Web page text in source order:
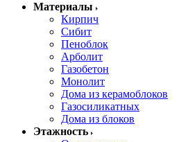
Материалы
Кирпич
Сибит
Пеноблок
Арболит
Газобетон
Монолит
Дома из керамоблоков
Газосиликатных
Дома из блоков
Этажность